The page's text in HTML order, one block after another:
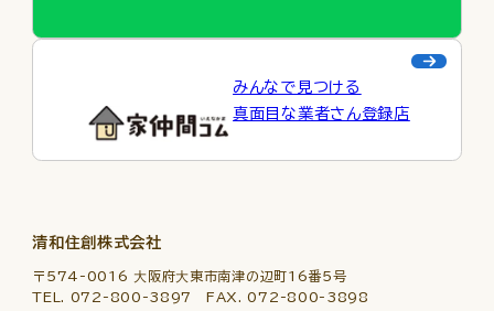
みんなで見つける
真面目な業者さん登録店
清和住創株式会社
〒574-0016 ⼤阪府⼤東市南津の辺町16番5号
TEL. 072-800-3897 FAX. 072-800-3898